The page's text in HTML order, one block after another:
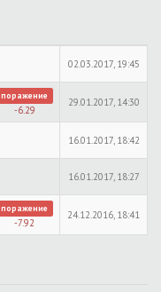
02.03.2017, 19:45
поражение
-6.29
29.01.2017, 14:30
16.01.2017, 18:42
16.01.2017, 18:27
поражение
-7.92
24.12.2016, 18:41